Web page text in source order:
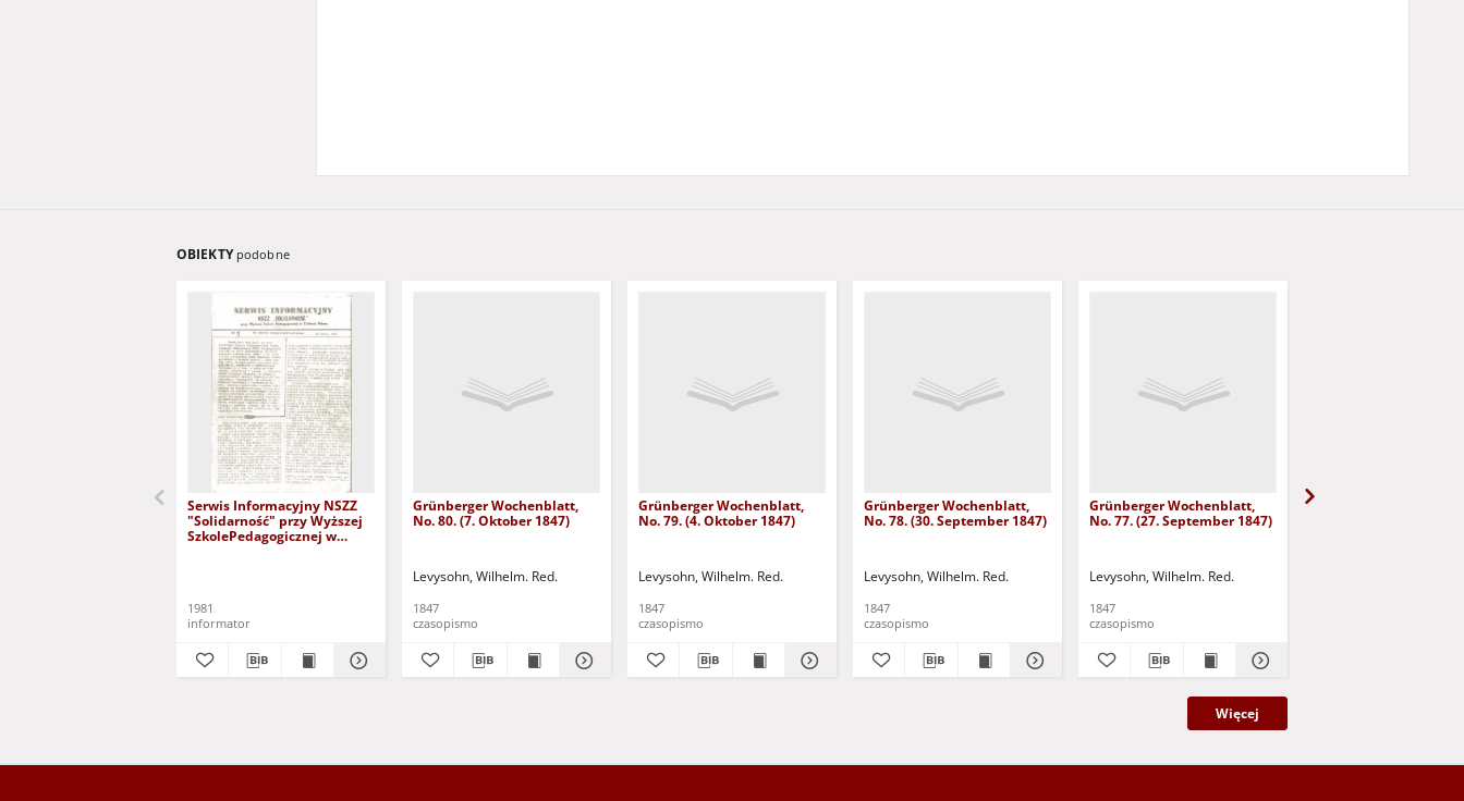
OBIEKTY podobne
Serwis Informacyjny NSZZ
"Solidarność" przy Wyższej
SzkolePedagogicznej w
1981
informator
Grünberger Wochenblatt,
No. 80. (7. Oktober 1847)
Levysohn, Wilhelm. Red.
1847
czasopismo
Grünberger Wochenblatt,
No. 79. (4. Oktober 1847)
Levysohn, Wilhelm. Red.
1847
czasopismo
Grünberger Wochenblatt,
No. 78. (30. September 1847)
Levysohn, Wilhelm. Red.
1847
czasopismo
Grünberger Wochenblatt,
No. 77. (27. September 1847)
Levysohn, Wilhelm. Red.
1847
czasopismo
Więcej